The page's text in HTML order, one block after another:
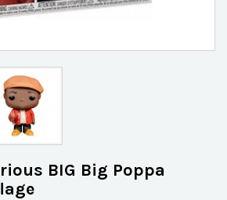
BIG Big Poppa